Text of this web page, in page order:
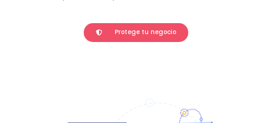
Protege tu negocio